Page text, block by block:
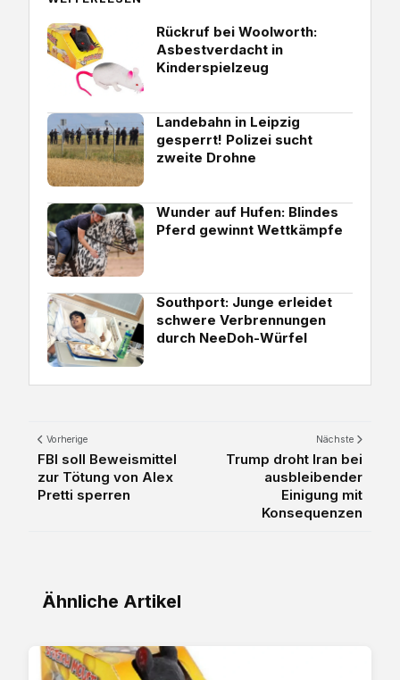
Rückruf bei Woolworth:
Asbestverdacht in
Kinderspielzeug
Landebahn in Leipzig
gesperrt! Polizei sucht
zweite Drohne
Wunder auf Hufen: Blindes
Pferd gewinnt Wettkämpfe
Southport: Junge erleidet
schwere Verbrennungen
durch NeeDoh-Würfel
Vorherige
FBI soll Beweismittel
zur Tötung von Alex
Pretti sperren
Nächste
Trump droht Iran bei
ausbleibender
Einigung mit
Konsequenzen
Ähnliche Artikel